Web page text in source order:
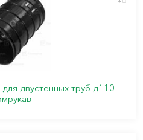
двустенных труб д110